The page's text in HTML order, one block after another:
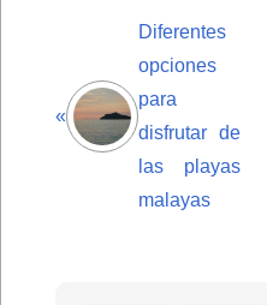
«
Diferentes
opciones
para
disfrutar de
las playas
malayas